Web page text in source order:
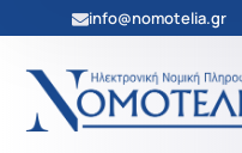
info@nomotelia.gr